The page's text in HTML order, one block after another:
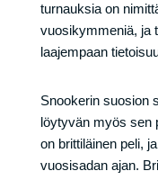
turnauksia on
vuosikymmeniä, ja
laajempaan
Snookerin suosion
löytyvän myös sen
on brittiläinen peli,
vuosisadan ajan.